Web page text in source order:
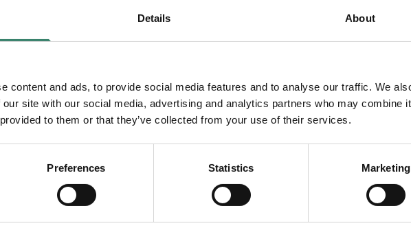
Details About
content and ads, to provide social media features and to analyse our traffic. We
site with our social media, advertising and analytics partners who may combine
to them or that they’ve collected from your use of their services.
Preferences Statistics Marketing
dig med mer information om våra aktuella uppdrag. Tillsammans
Tillbaka till Sverek